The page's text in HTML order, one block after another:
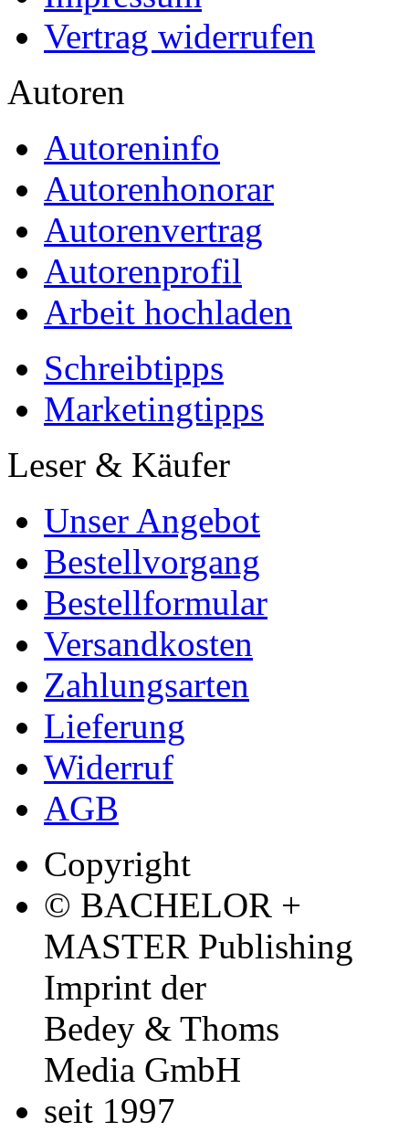
Vertrag widerrufen
Autoren
Autoreninfo
Autorenhonorar
Autorenvertrag
Autorenprofil
Arbeit hochladen
Schreibtipps
Marketingtipps
Leser & Käufer
Unser Angebot
Bestellvorgang
Bestellformular
Versandkosten
Zahlungsarten
Lieferung
Widerruf
AGB
Copyright
© BACHELOR +
MASTER Publishing
Imprint der
Bedey & Thoms
Media GmbH
seit 1997